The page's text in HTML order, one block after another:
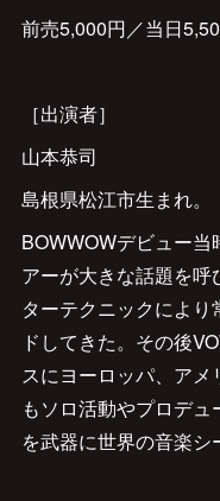
前売5,000円／当日
［出演者］
山本恭司
島根県松江市生まれ。
BOWWOWデビュー
アーが大きな話題を
ターテクニックによ
ドしてきた。その後
スにヨーロッパ、ア
もソロ活動やプロデ
を武器に世界の音楽シ